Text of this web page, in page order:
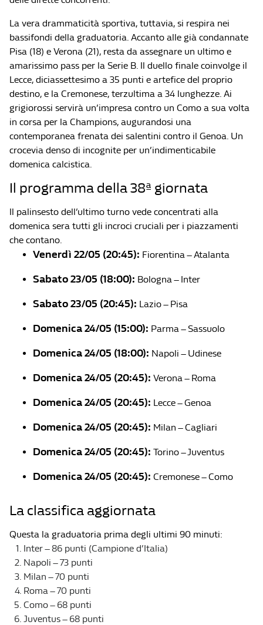
La vera drammaticità sportiva, tuttavia, si respira nei
bassifondi della graduatoria. Accanto alle già condannate
Pisa (18) e Verona (21), resta da assegnare un ultimo e
amarissimo pass per la Serie B. Il duello finale coinvolge il
Lecce, diciassettesimo a 35 punti e artefice del proprio
destino, e la Cremonese, terzultima a 34 lunghezze. Ai
grigiorossi servirà un’impresa contro un Como a sua volta
in corsa per la Champions, augurandosi una
contemporanea frenata dei salentini contro il Genoa. Un
crocevia denso di incognite per un’indimenticabile
domenica calcistica.
Il programma della 38ª giornata
Il palinsesto dell’ultimo turno vede concentrati alla
domenica sera tutti gli incroci cruciali per i piazzamenti
che contano.
Venerdì 22/05 (20:45): Fiorentina – Atalanta
Sabato 23/05 (18:00): Bologna – Inter
Sabato 23/05 (20:45): Lazio – Pisa
Domenica 24/05 (15:00): Parma – Sassuolo
Domenica 24/05 (18:00): Napoli – Udinese
Domenica 24/05 (20:45): Verona – Roma
Domenica 24/05 (20:45): Lecce – Genoa
Domenica 24/05 (20:45): Milan – Cagliari
Domenica 24/05 (20:45): Torino – Juventus
Domenica 24/05 (20:45): Cremonese – Como
La classifica aggiornata
Questa la graduatoria prima degli ultimi 90 minuti:
Inter – 86 punti (Campione d’Italia)
Napoli – 73 punti
Milan – 70 punti
Roma – 70 punti
Como – 68 punti
Juventus – 68 punti